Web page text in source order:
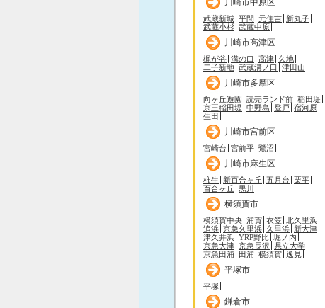
川崎市中原区
武蔵新城 平間 元住吉 新丸子
武蔵小杉 武蔵中原
川崎市高津区
梶が谷 溝の口 高津 久地
二子新地 武蔵溝ノ口 津田山
川崎市多摩区
向ヶ丘遊園 読売ランド前 稲田堤
京王稲田堤 中野島 登戸 宿河原
生田
川崎市宮前区
宮崎台 宮前平 鷺沼
川崎市麻生区
柿生 新百合ヶ丘 五月台 栗平
百合ヶ丘 黒川
横須賀市
横須賀中央 浦賀 衣笠 北久里浜
追浜 京急久里浜 久里浜 新大津
津久井浜 YRP野比 堀ノ内
京急大津 京急長沢
県立大学
京急田浦
田浦 横須賀 逸見
平塚市
平塚
鎌倉市